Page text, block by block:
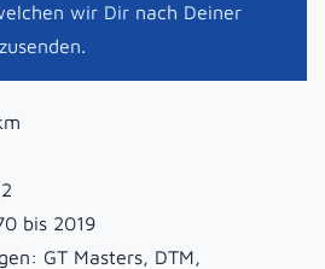
wir Dir nach Deiner
bis 2019
GT Masters, DTM,